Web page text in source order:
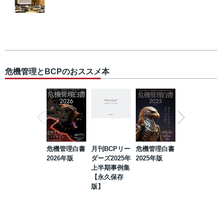
危機管理とBCPのおススメ本
危機管理白書
2026年版
月刊BCPリー
ダーズ2025年
上半期事例集
【永久保存
版】
危機管理白書
2025年版